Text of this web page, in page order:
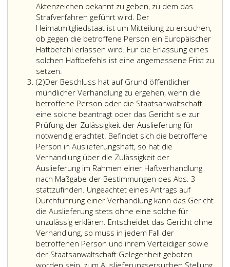
Paragraph
Absatz
3,
gilt
sinngemäß.
die
betroffene
Person
jugendlich,
so
ist
dem
gesetzlichen
Vertreter
(Paragraph
38,
Gelegenheit
zur
Teilnahme
an
der
Vernehmung
Aktenzeichen bekannt zu geben, zu dem das
Strafverfahren geführt wird. Der
Heimatmitgliedstaat ist um Mitteilung zu ersuchen,
ob gegen die betroffene Person ein Europäischer
Haftbefehl erlassen wird. Für die Erlassung eines
solchen Haftbefehls ist eine angemessene Frist zu
setzen.
(2)Absatz
2
Der Beschluss hat auf Grund öffentlicher
mündlicher Verhandlung zu ergehen, wenn die
betroffene Person oder die Staatsanwaltschaft
eine solche beantragt oder das Gericht sie zur
Prüfung der Zulässigkeit der Auslieferung für
notwendig erachtet. Befindet sich die betroffene
Person in Auslieferungshaft, so hat die
Verhandlung über die Zulässigkeit der
Auslieferung im Rahmen einer Haftverhandlung
nach Maßgabe der Bestimmungen des Abs. 3
stattzufinden. Ungeachtet eines Antrags auf
Durchführung einer Verhandlung kann das Gericht
die Auslieferung stets ohne eine solche für
unzulässig erklären. Entscheidet das Gericht ohne
Verhandlung, so muss in jedem Fall der
betroffenen Person und ihrem Verteidiger sowie
der Staatsanwaltschaft Gelegenheit geboten
worden sein, zum Auslieferungsersuchen Stellung